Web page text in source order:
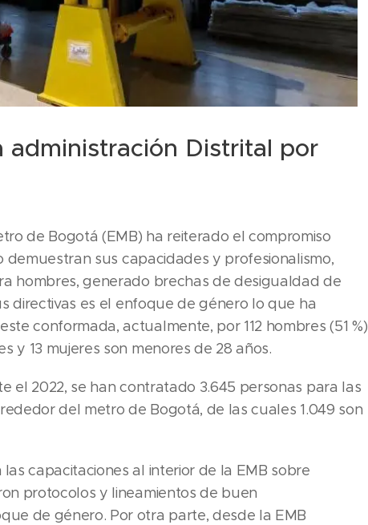
administración Distrital por
de Bogotá (EMB) ha reiterado el compromiso
demuestran sus capacidades y profesionalismo,
hombres, generado brechas de desigualdad de
directivas es el enfoque de género lo que ha
conformada, actualmente, por 112 hombres (51 %)
y 13 mujeres son menores de 28 años.
el 2022, se han contratado 3.645 personas para las
del metro de Bogotá, de las cuales 1.049 son
capacitaciones al interior de la EMB sobre
protocolos y lineamientos de buen
de género. Por otra parte, desde la EMB